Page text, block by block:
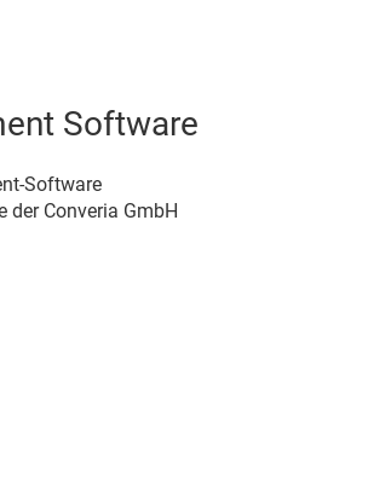
Software
Software
der Converia GmbH